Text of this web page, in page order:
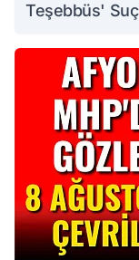
Teşebbüs'